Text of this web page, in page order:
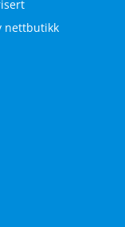
nettbutikk